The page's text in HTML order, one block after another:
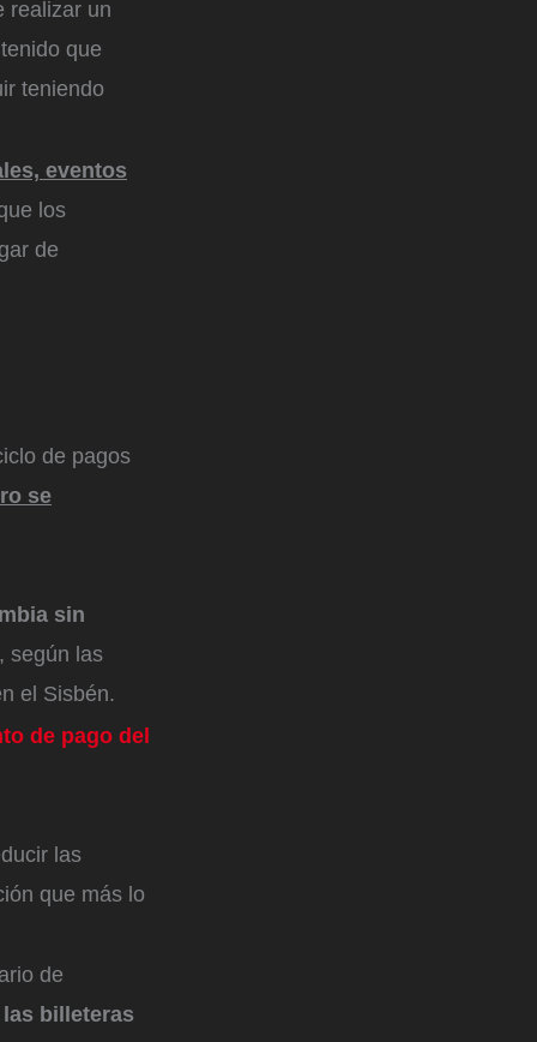
realizar un
que
teniendo
eventos
los
de
de pagos
se
sin
según las
el Sisbén.
de pago del
las
que más lo
de
billeteras